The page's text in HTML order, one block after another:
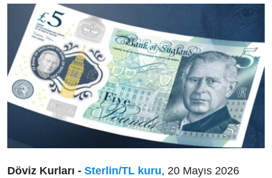
Döviz Kurları - Sterlin/TL kuru, 20 Mayıs 2026